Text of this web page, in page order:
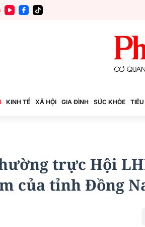
KINH TẾ XÃ HỘI GIA ĐÌNH SỨC KHỎE
trực Hội
của tỉnh Đồng